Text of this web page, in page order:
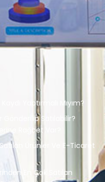
Yaptırmalı Mıyım?
Gönderilip Satılabilir?
Rağbet Var?
Ürünler Ve E-Ticaret
En Çok Satılan